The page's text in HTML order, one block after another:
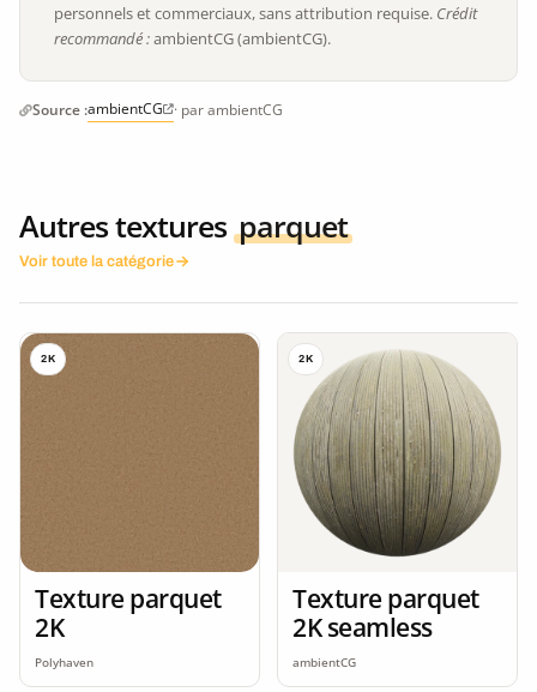
personnels et commerciaux, sans attribution requise. Crédit
recommandé :ambientCG (ambientCG).
Source :ambientCG · par ambientCG
Autres textures parquet
Voir toute la catégorie
2K
Texture parquet
2K
Polyhaven
2K
Texture parquet
2K seamless
ambientCG